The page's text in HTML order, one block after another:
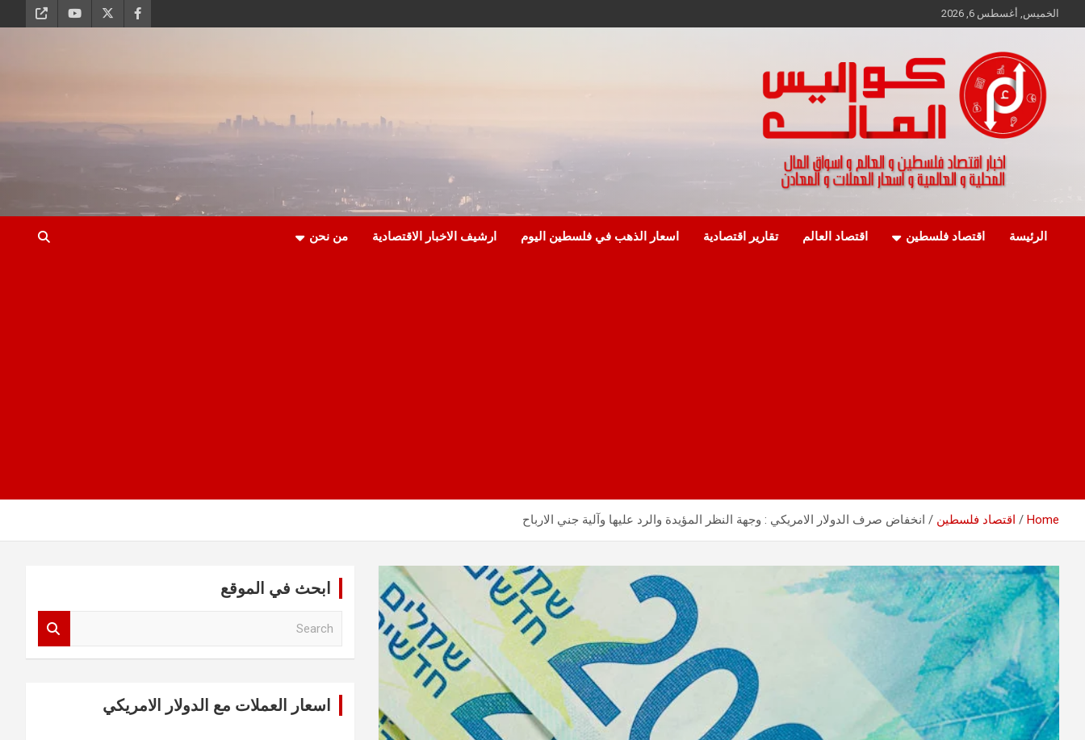
to
الخميس, أغسطس 6, 2026
كواليس المال
الرئيسة اقتصاد فلسطين اقتصاد العالم تقارير اقتصادية اسعار الذهب في فلسطين اليوم ارشيف الاخبار الاقتصادية من نحن
Home اقتصاد فلسطين انخفاض صرف الدولار الامريكي : وجهة النظر المؤيدة والرد عليها وآلية جني الارباح
ابحث في الموقع
اسعار العملات مع الدولار الامريكي